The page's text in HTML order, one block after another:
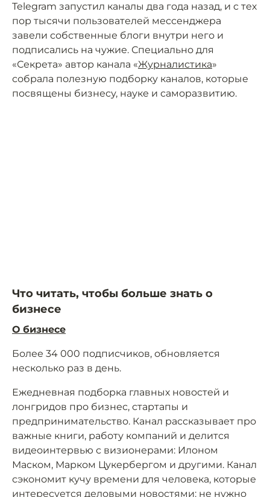
Telegram запустил каналы два года назад, и с тех
пор тысячи пользователей мессенджера
завели собственные блоги внутри него и
подписались на чужие. Специально для
«Секрета» автор канала «Журналистика»
собрала полезную подборку каналов, которые
посвящены бизнесу, науке и саморазвитию.
Что читать, чтобы больше знать о
бизнесе
О бизнесе
Более 34 000 подписчиков, обновляется
несколько раз в день.
Ежедневная подборка главных новостей и
лонгридов про бизнес, стартапы и
предпринимательство. Канал рассказывает про
важные книги, работу компаний и делится
видеоинтервью с визионерами: Илоном
Маском, Марком Цукербергом и другими. Канал
сэкономит кучу времени для человека, которые
интересуется деловыми новостями: не нужно